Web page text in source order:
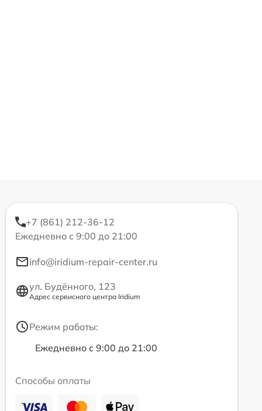
+7 (861) 212-36-12
Ежедневно с 9:00 до 21:00
info@iridium-repair-center.ru
ул. Будённого, 123
Адрес сервисного центра Iridium
Режим работы:
Ежедневно с 9:00 до 21:00
Способы оплаты